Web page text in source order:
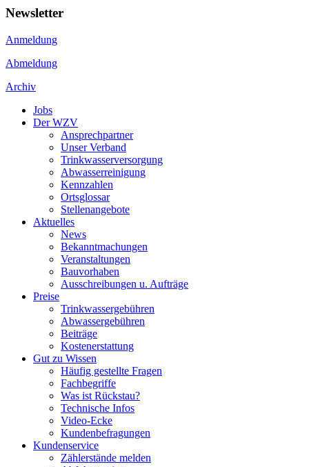
Newsletter
Anmeldung
Abmeldung
Archiv
Jobs
Der WZV
Ansprechpartner
Unser Verband
Trinkwasser­versorgung
Abwasserreinigung
Kennzahlen
Ortsglossar
Stellenangebote
Aktuelles
News
Bekanntmachungen
Veranstaltungen
Bauvorhaben
Ausschreibungen u. Aufträge
Preise
Trinkwassergebühren
Abwassergebühren
Beiträge
Kostenerstattung
Gut zu Wissen
Häufig gestellte Fragen
Fachbegriffe
Was ist Rückstau?
Technische Infos
Video-Ecke
Kundenbefragungen
Kundenservice
Zählerstände melden